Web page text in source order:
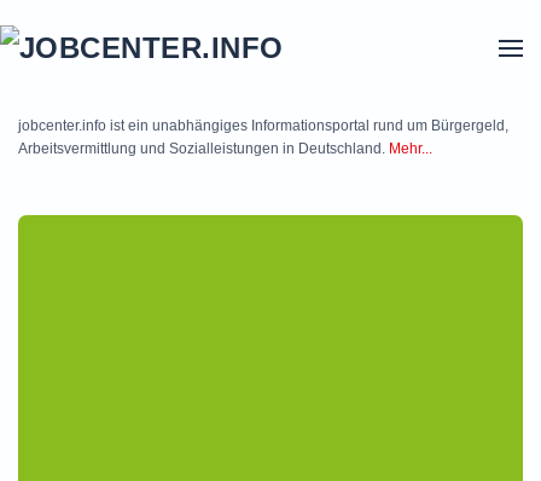
jobcenter.info ist ein unabhängiges Informationsportal rund um Bürgergeld,
Arbeitsvermittlung und Sozialleistungen in Deutschland. Mehr...